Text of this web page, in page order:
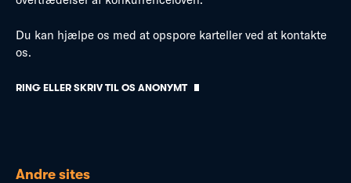
Du kan hjælpe os med at opspore karteller ved at kontakte
os.
RING ELLER SKRIV TIL OS ANONYMT
Andre sites